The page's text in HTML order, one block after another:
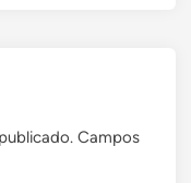
Campos